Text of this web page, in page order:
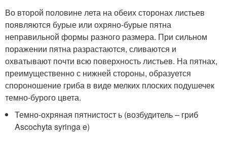
Во второй половине лета на обеих сторонах листьев
появляются бурые или охряно-бурые пятна
неправильной формы разного размера. При сильном
поражении пятна разрастаются, сливаются и
охватывают почти всю поверхность листьев. На пятнах,
преимущественно с нижней стороны, образуется
спороношение гриба в виде мелких плоских подушечек
темно-бурого цвета.
Темно-охряная пятнистост ь (возбудитель – гриб
Ascochyta syringa e)